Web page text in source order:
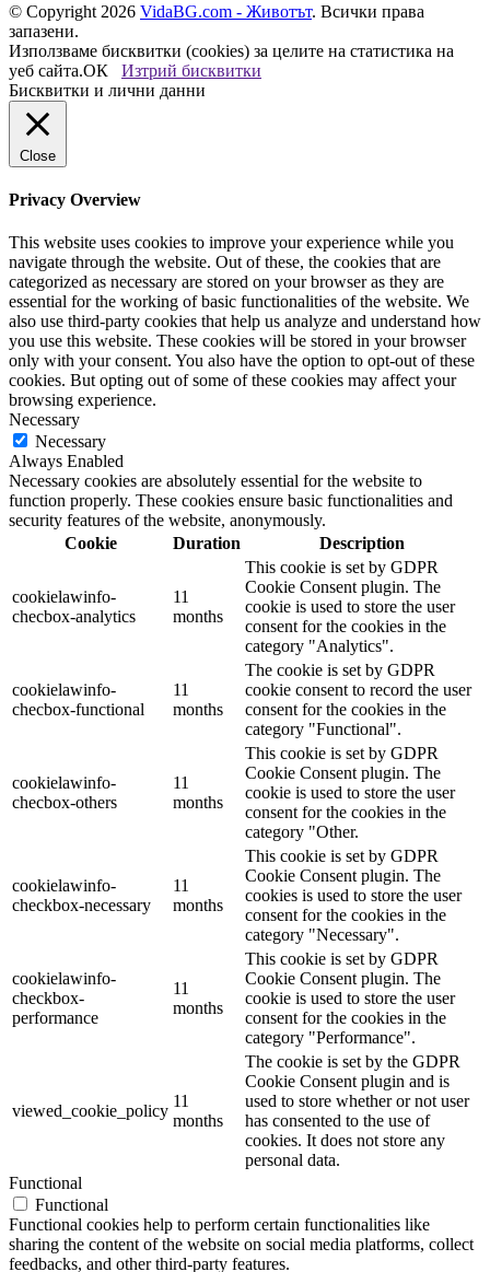
© Copyright 2026 VidaBG.com - Животът. Всички права
запазени.
Използваме бисквитки (cookies) за целите на статистика на
уеб сайта.ОК
Изтрий бисквитки
Бисквитки и лични данни
Close
Privacy Overview
This website uses cookies to improve your experience while you
navigate through the website. Out of these, the cookies that are
categorized as necessary are stored on your browser as they are
essential for the working of basic functionalities of the website. We
also use third-party cookies that help us analyze and understand how
you use this website. These cookies will be stored in your browser
only with your consent. You also have the option to opt-out of these
cookies. But opting out of some of these cookies may affect your
browsing experience.
Necessary
Necessary
Always Enabled
Necessary cookies are absolutely essential for the website to
function properly. These cookies ensure basic functionalities and
security features of the website, anonymously.
Cookie
Duration Description
cookielawinfo-
checbox-analytics
11
months
This cookie is set by GDPR
Cookie Consent plugin. The
cookie is used to store the user
consent for the cookies in the
category "Analytics".
cookielawinfo-
checbox-functional
11
months
The cookie is set by GDPR
cookie consent to record the user
consent for the cookies in the
category "Functional".
cookielawinfo-
checbox-others
11
months
This cookie is set by GDPR
Cookie Consent plugin. The
cookie is used to store the user
consent for the cookies in the
category "Other.
cookielawinfo-
checkbox-necessary
11
months
This cookie is set by GDPR
Cookie Consent plugin. The
cookies is used to store the user
consent for the cookies in the
category "Necessary".
cookielawinfo-
checkbox-
performance
11
months
This cookie is set by GDPR
Cookie Consent plugin. The
cookie is used to store the user
consent for the cookies in the
category "Performance".
viewed_cookie_policy
11
months
The cookie is set by the GDPR
Cookie Consent plugin and is
used to store whether or not user
has consented to the use of
cookies. It does not store any
personal data.
Functional
Functional
Functional cookies help to perform certain functionalities like
sharing the content of the website on social media platforms, collect
feedbacks, and other third-party features.